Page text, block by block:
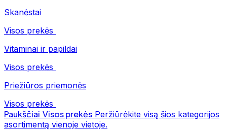
Skanėstai
Visos prekės
Vitaminai ir papildai
Visos prekės
Priežiūros priemonės
Visos prekės
Paukščiai Visos prekės Peržiūrėkite visą šios kategorijos
asortimentą vienoje vietoje.